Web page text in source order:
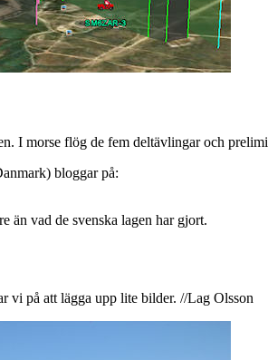
I morse flög de fem deltävlingar och
bloggar på:
än vad de svenska lagen har gjort.
vi på att lägga upp lite bilder. //Lag Olsson